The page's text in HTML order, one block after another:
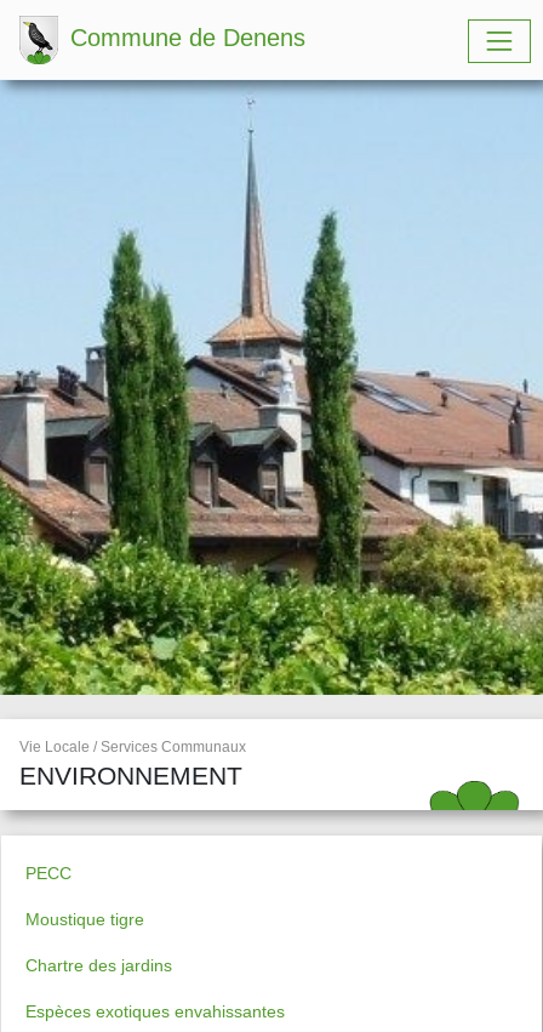
Commune de Denens
Vie Locale / Services Communaux
ENVIRONNEMENT
PECC
Moustique tigre
Chartre des jardins
Espèces exotiques envahissantes